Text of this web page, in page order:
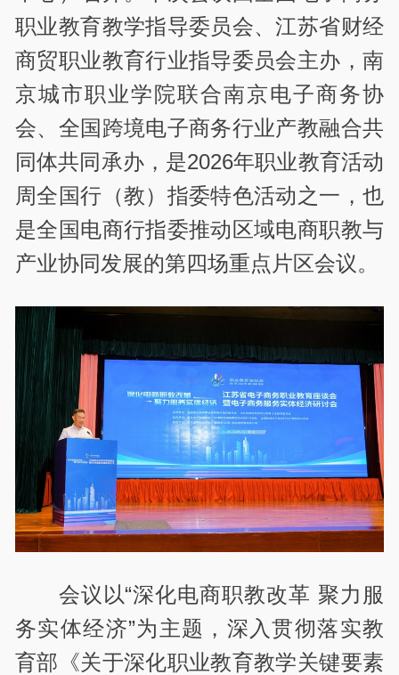
职业教育教学指导委员会、江苏省财经
商贸职业教育行业指导委员会主办，南
京城市职业学院联合南京电子商务协
会、全国跨境电子商务行业产教融合共
同体共同承办，是2026年职业教育活动
周全国行（教）指委特色活动之一，也
是全国电商行指委推动区域电商职教与
产业协同发展的第四场重点片区会议。
会议以“深化电商职教改革 聚力服
务实体经济”为主题，深入贯彻落实教
育部《关于深化职业教育教学关键要素